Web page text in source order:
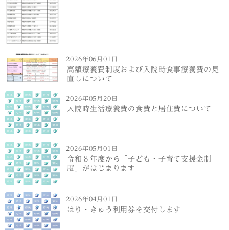
2026年06月01日
高額療養費制度および入院時食事療養費の見
直しについて
2026年05月20日
入院時生活療養費の食費と居住費について
2026年05月01日
令和８年度から「子ども・子育て支援金制
度」がはじまります
2026年04月01日
はり・きゅう利用券を交付します